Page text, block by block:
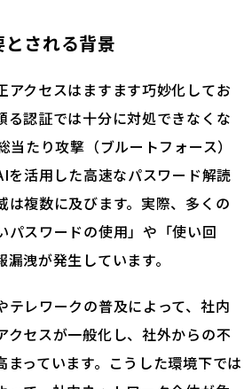
される背景
アクセスはますます巧妙化してお
る認証では十分に対処できなくな
当たり攻撃（ブルートフォース）
を活用した高速なパスワード解読
は複数に及びます。実際、多くの
パスワードの使用」や「使い回
洩が発生しています。
テレワークの普及によって、社内
クセスが一般化し、社外からの不
まっています。こうした環境下では